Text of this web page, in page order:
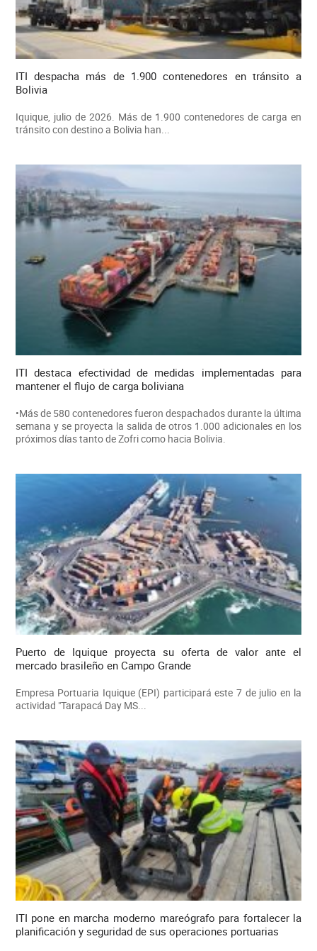
ITI despacha más de 1.900 contenedores en tránsito a
Bolivia
Iquique, julio de 2026. Más de 1.900 contenedores de carga en
tránsito con destino a Bolivia han...
ITI destaca efectividad de medidas implementadas para
mantener el flujo de carga boliviana
•Más de 580 contenedores fueron despachados durante la última
semana y se proyecta la salida de otros 1.000 adicionales en los
próximos días tanto de Zofri como hacia Bolivia.
Puerto de Iquique proyecta su oferta de valor ante el
mercado brasileño en Campo Grande
Empresa Portuaria Iquique (EPI) participará este 7 de julio en la
actividad "Tarapacá Day MS...
ITI pone en marcha moderno mareógrafo para fortalecer la
planificación y seguridad de sus operaciones portuarias